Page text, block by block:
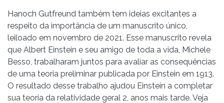
Hanoch Gutfreund também tem ideias excitantes a
respeito da importância de um manuscrito único,
leiloado em novembro de 2021. Esse manuscrito revela
que Albert Einstein e seu amigo de toda a vida, Michele
Besso, trabalharam juntos para avaliar as consequências
de uma teoria preliminar publicada por Einstein em 1913.
O resultado desse trabalho ajudou Einstein a completar
sua teoria da relatividade geral 2, anos mais tarde. Veja